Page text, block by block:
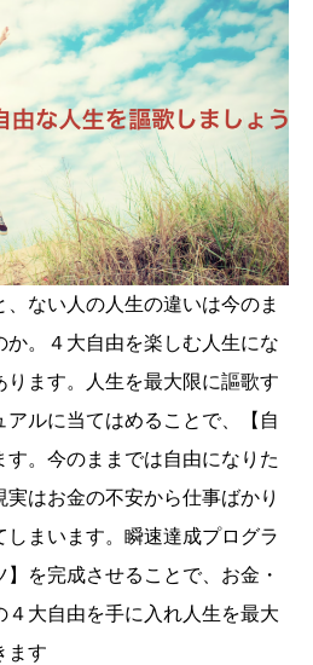
ない人の人生の違いは今のま
か。４大自由を楽しむ人生にな
ります。人生を最大限に謳歌す
アルに当てはめることで、【自
。今のままでは自由になりた
実はお金の不安から仕事ばかり
まいます。瞬速達成プログラ
を完成させることで、お金・
大自由を手に入れ人生を最大
ます